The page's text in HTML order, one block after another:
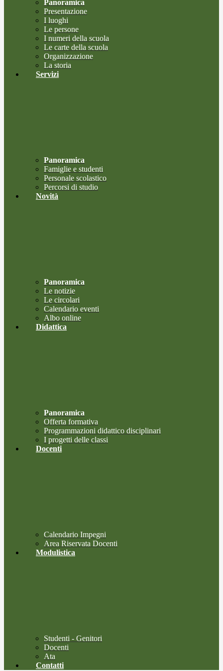
Panoramica
Presentazione
I luoghi
Le persone
I numeri della scuola
Le carte della scuola
Organizzazione
La storia
Servizi
Panoramica
Famiglie e studenti
Personale scolastico
Percorsi di studio
Novità
Panoramica
Le notizie
Le circolari
Calendario eventi
Albo online
Didattica
Panoramica
Offerta formativa
Programmazioni didattico disciplinari
I progetti delle classi
Docenti
Calendario Impegni
Area Riservata Docenti
Modulistica
Studenti - Genitori
Docenti
Ata
Contatti